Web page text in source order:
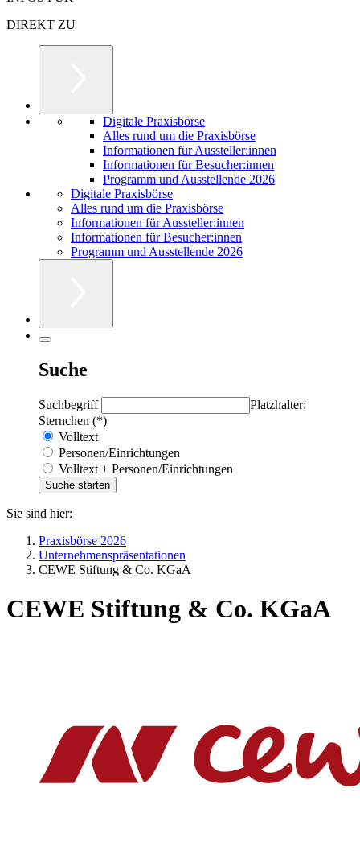
DIREKT ZU
Digitale Praxisbörse
Alles rund um die Praxisbörse
Informationen für Aussteller:innen
Informationen für Besucher:innen
Programm und Ausstellende 2026
Digitale Praxisbörse
Alles rund um die Praxisbörse
Informationen für Aussteller:innen
Informationen für Besucher:innen
Programm und Ausstellende 2026
Suche
Suchbegriff
Platzhalter:
Sternchen (*)
Volltext
Personen/Einrichtungen
Volltext + Personen/Einrichtungen
Sie sind hier:
Praxisbörse 2026
Unternehmenspräsentationen
CEWE Stiftung & Co. KGaA
CEWE Stiftung & Co. KGaA